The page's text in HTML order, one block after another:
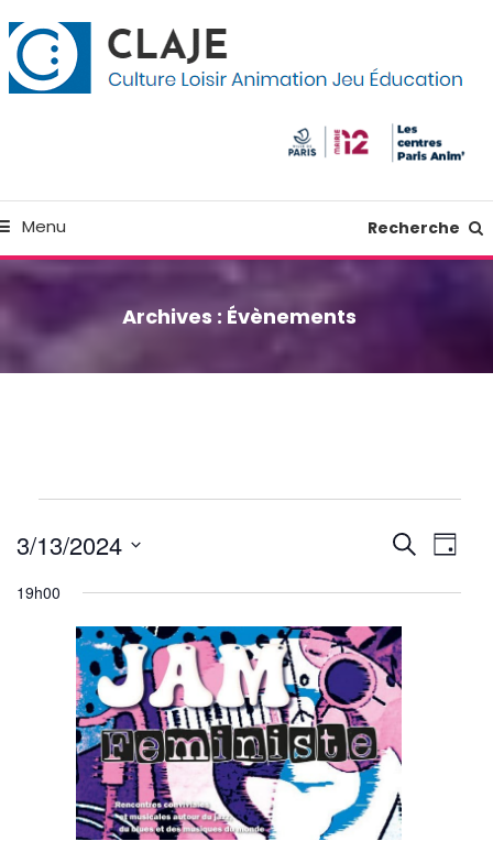
Menu Recherche
Archives : Évènements
for
13,
et
de
vues
Recherche
de
Jour
3/13/2024
une
19h00